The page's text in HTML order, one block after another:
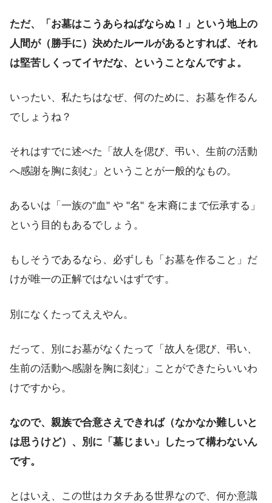
ただ、「お墓はこうあらねばならぬ！」という地上の
人間が（勝手に）決めたルールがあるとすれば、それ
は堅苦しくってイヤだな、ということなんですよ。
いったい、私たちはなぜ、何のために、お墓を作るん
でしょうね？
それはすでに述べた「故人を偲び、弔い、生前の活動
へ感謝を胸に刻む」ということが一般的なもの。
あるいは「一族の"血" や "名" を末裔にまで伝承する」
という目的もあるでしょう。
もしそうであるなら、必ずしも「お墓を作ること」だ
けが唯一の正解ではないはずです。
別になくたってええやん。
だって、別にお墓がなくたって「故人を偲び、弔い、
生前の活動へ感謝を胸に刻む」ことができたらいいわ
けですから。
なので、親族で合意さえできれば（なかなか難しいと
は思うけど）、別に「墓じまい」したって構わないん
です。
とはいえ、この世はカタチある世界なので、何か意識